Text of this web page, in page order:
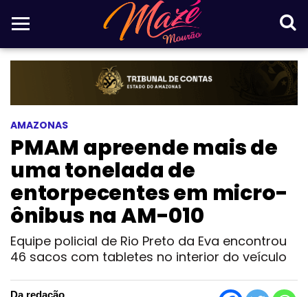
AMAZONAS
PMAM apreende mais de
uma tonelada de
entorpecentes em micro-
ônibus na AM-010
Equipe policial de Rio Preto da Eva encontrou
46 sacos com tabletes no interior do veículo
Da redação